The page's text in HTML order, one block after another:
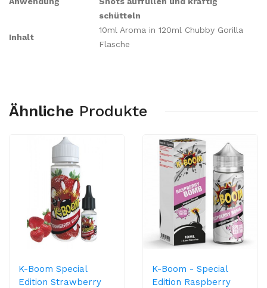
schütteln
Inhalt
10ml Aroma in 120ml Chubby Gorilla
Flasche
Ähnliche Produkte
K-Boom Special
Edition Strawberry
K-Boom - Special
Edition Raspberry